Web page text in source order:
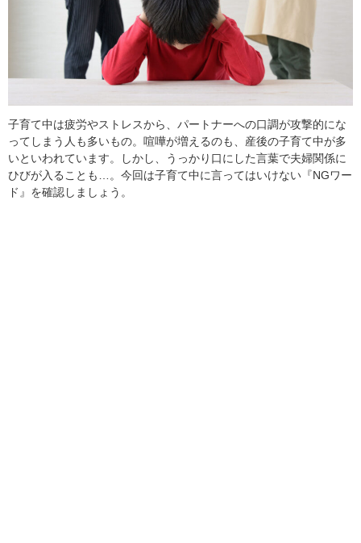
食材辞典
おすすめ
子育て中は疲労やストレスから、パートナーへの口調が攻撃的にな
ってしまう人も多いもの。喧嘩が増えるのも、産後の子育て中が多
いといわれています。しかし、うっかり口にした言葉で夫婦関係に
ひびが入ることも…。今回は子育て中に言ってはいけない『NGワー
ド』を確認しましょう。